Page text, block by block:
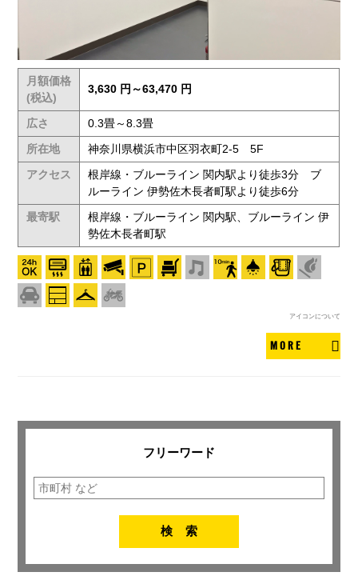
月額価格
(税込)
3,630 円～63,470 円
広さ
0.3畳～8.3畳
所在地
神奈川県横浜市中区羽衣町2-5 5F
アクセス
根岸線・ブルーライン 関内駅より徒歩3分 ブ
ルーライン 伊勢佐木長者町駅より徒歩6分
最寄駅
根岸線・ブルーライン 関内駅、ブルーライン 伊
勢佐木長者町駅
アイコンについて
MORE
フリーワード